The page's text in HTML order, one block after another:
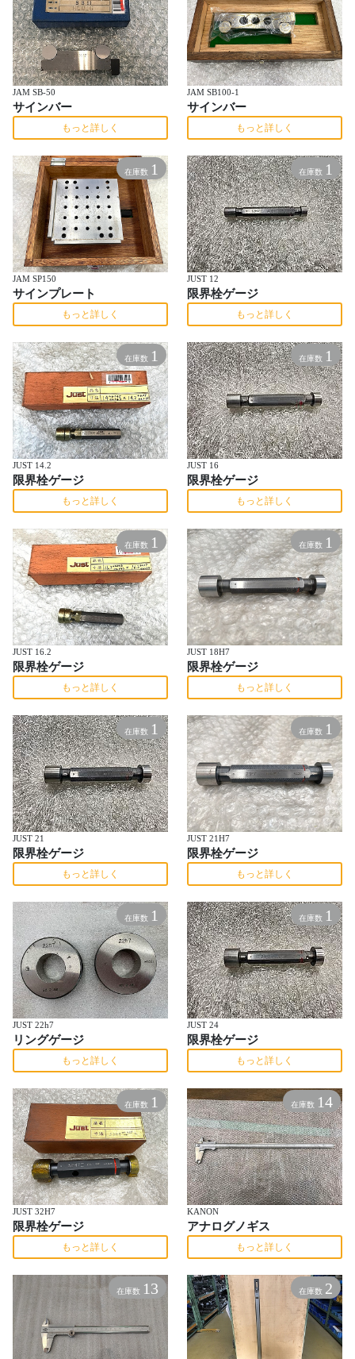
JAM SB-50
サインバー
もっと詳しく
JAM SB100-1
サインバー
もっと詳しく
在庫数 1
JAM SP150
サインプレート
もっと詳しく
在庫数 1
JUST 12
限界栓ゲージ
もっと詳しく
在庫数 1
JUST 14.2
限界栓ゲージ
もっと詳しく
在庫数 1
JUST 16
限界栓ゲージ
もっと詳しく
在庫数 1
JUST 16.2
限界栓ゲージ
もっと詳しく
在庫数 1
JUST 18H7
限界栓ゲージ
もっと詳しく
在庫数 1
JUST 21
限界栓ゲージ
もっと詳しく
在庫数 1
JUST 21H7
限界栓ゲージ
もっと詳しく
在庫数 1
JUST 22h7
リングゲージ
もっと詳しく
在庫数 1
JUST 24
限界栓ゲージ
もっと詳しく
在庫数 1
JUST 32H7
限界栓ゲージ
もっと詳しく
在庫数 14
KANON
アナログノギス
もっと詳しく
在庫数 13 在庫数 2